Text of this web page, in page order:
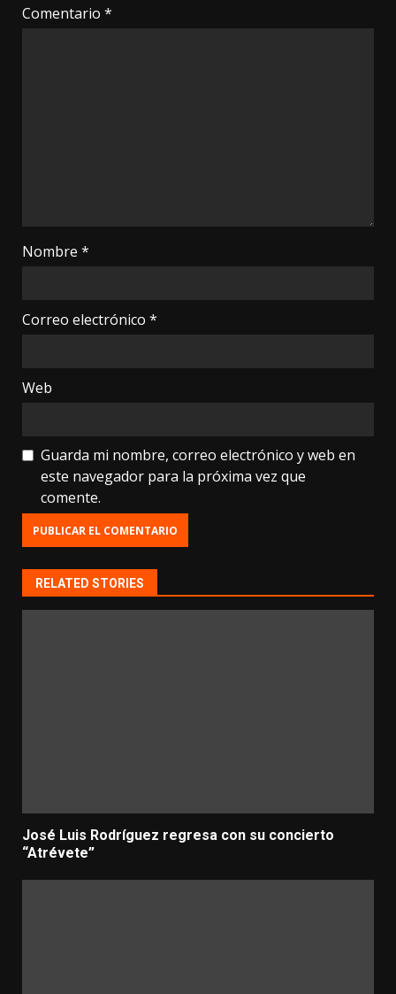
Comentario *
Nombre *
Correo electrónico *
Web
Guarda mi nombre, correo electrónico y web en
este navegador para la próxima vez que
comente.
RELATED STORIES
José Luis Rodríguez regresa con su concierto
“Atrévete”